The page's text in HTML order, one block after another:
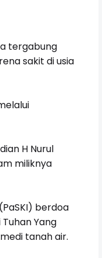
tergabung
sakit di usia
H Nurul
miliknya
berdoa
Yang
tanah air.